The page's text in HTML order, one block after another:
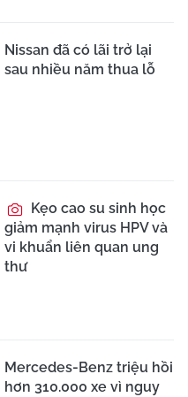
Nissan đã có lãi trở lại
sau nhiều năm thua lỗ
Kẹo cao su sinh học
giảm mạnh virus HPV và
vi khuẩn liên quan ung
thư
Mercedes-Benz triệu hồi
hơn 310.000 xe vì nguy